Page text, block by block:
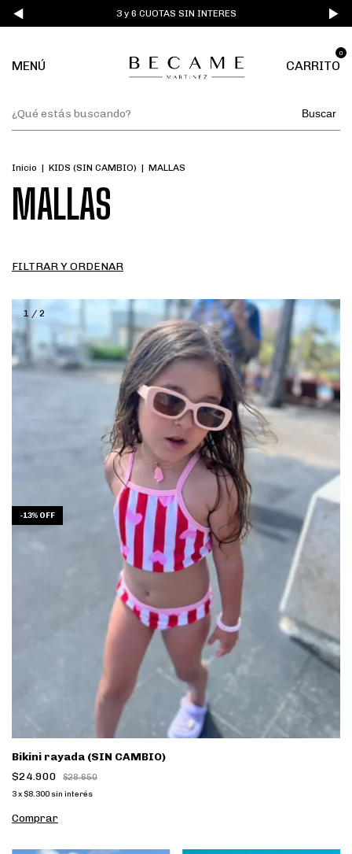
3 y 6 CUOTAS SIN INTERES
MENÚ CARRITO
0
Buscar
Inicio | KIDS (SIN CAMBIO) | MALLAS
MALLAS
FILTRAR Y ORDENAR
1 / 2
-13% OFF
Bikini rayada (SIN CAMBIO)
$24.900
$28.650
3x $8.300 sin interés
Comprar